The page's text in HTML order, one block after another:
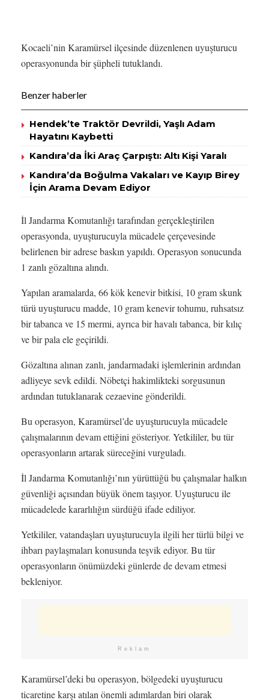
Kocaeli’nin Karamürsel ilçesinde düzenlenen uyuşturucu
operasyonunda bir şüpheli tutuklandı.
Benzer haberler
Hendek’te Traktör Devrildi, Yaşlı Adam
Hayatını Kaybetti
Kandıra’da İki Araç Çarpıştı: Altı Kişi Yaralı
Kandıra’da Boğulma Vakaları ve Kayıp Birey
İçin Arama Devam Ediyor
İl Jandarma Komutanlığı tarafından gerçekleştirilen
operasyonda, uyuşturucuyla mücadele çerçevesinde
belirlenen bir adrese baskın yapıldı. Operasyon sonucunda
1 zanlı gözaltına alındı.
Yapılan aramalarda, 66 kök kenevir bitkisi, 10 gram skunk
türü uyuşturucu madde, 10 gram kenevir tohumu, ruhsatsız
bir tabanca ve 15 mermi, ayrıca bir havalı tabanca, bir kılıç
ve bir pala ele geçirildi.
Gözaltına alınan zanlı, jandarmadaki işlemlerinin ardından
adliyeye sevk edildi. Nöbetçi hakimlikteki sorgusunun
ardından tutuklanarak cezaevine gönderildi.
Bu operasyon, Karamürsel’de uyuşturucuyla mücadele
çalışmalarının devam ettiğini gösteriyor. Yetkililer, bu tür
operasyonların artarak süreceğini vurguladı.
İl Jandarma Komutanlığı’nın yürüttüğü bu çalışmalar halkın
güvenliği açısından büyük önem taşıyor. Uyuşturucu ile
mücadelede kararlılığın sürdüğü ifade ediliyor.
Yetkililer, vatandaşları uyuşturucuyla ilgili her türlü bilgi ve
ihbarı paylaşmaları konusunda teşvik ediyor. Bu tür
operasyonların önümüzdeki günlerde de devam etmesi
bekleniyor.
Reklam
Karamürsel’deki bu operasyon, bölgedeki uyuşturucu
ticaretine karşı atılan önemli adımlardan biri olarak